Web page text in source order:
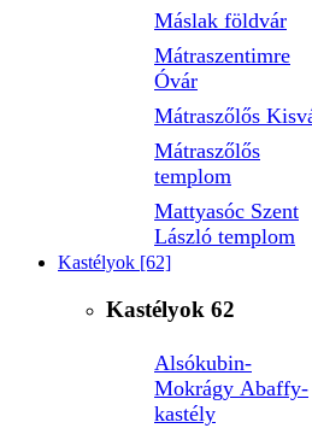
Máslak földvár
Mátraszentimre
Óvár
Mátraszőlős
Mátraszőlős
templom
Mattyasóc Szent
László templom
Kastélyok [62]
Kastélyok 62
Alsókubin-
Mokrágy Abaffy-
kastély